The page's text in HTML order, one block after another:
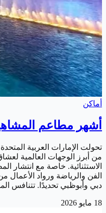
أماكن
أشهر مطاعم
تحولت الإمارات العربية
من أبرز الوجهات العالمية
الاستثنائية. خاصة مع انتشار
الفن والرياضة ورواد الأعمال
دبي وأبوظبي تحديدًا. تتنافس
18 مايو 2026